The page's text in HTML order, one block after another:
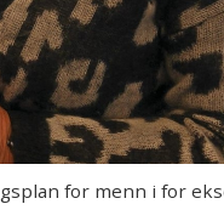
for menn i for